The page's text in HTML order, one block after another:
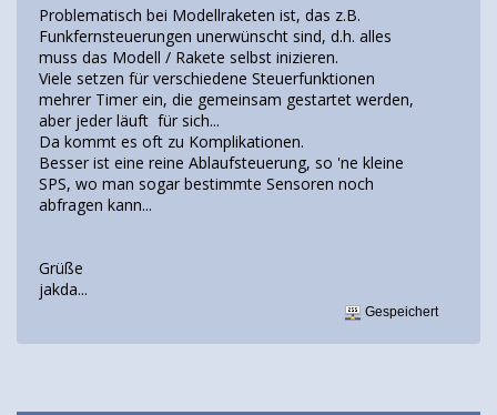
Problematisch bei Modellraketen ist, das z.B.
Funkfernsteuerungen unerwünscht sind, d.h. alles
muss das Modell / Rakete selbst inizieren.
Viele setzen für verschiedene Steuerfunktionen
mehrer Timer ein, die gemeinsam gestartet werden,
aber jeder läuft für sich...
Da kommt es oft zu Komplikationen.
Besser ist eine reine Ablaufsteuerung, so 'ne kleine
SPS, wo man sogar bestimmte Sensoren noch
abfragen kann...
Grüße
jakda...
Gespeichert